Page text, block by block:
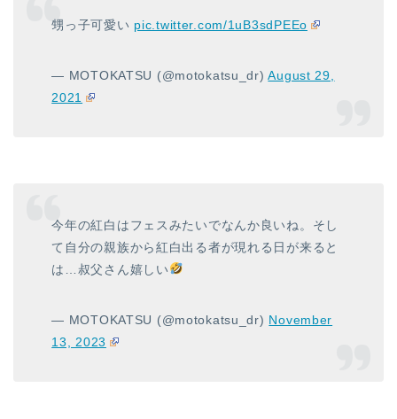
甥っ子可愛い pic.twitter.com/1uB3sdPEEo
— MOTOKATSU (@motokatsu_dr)August 29,
2021
今年の紅白はフェスみたいでなんか良いね。そし
て自分の親族から紅白出る者が現れる日が来ると
は…叔父さん嬉しい
— MOTOKATSU (@motokatsu_dr) November
13, 2023